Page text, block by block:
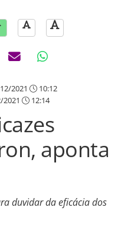
2021 10:12
2021 12:14
aponta
duvidar da eficácia dos